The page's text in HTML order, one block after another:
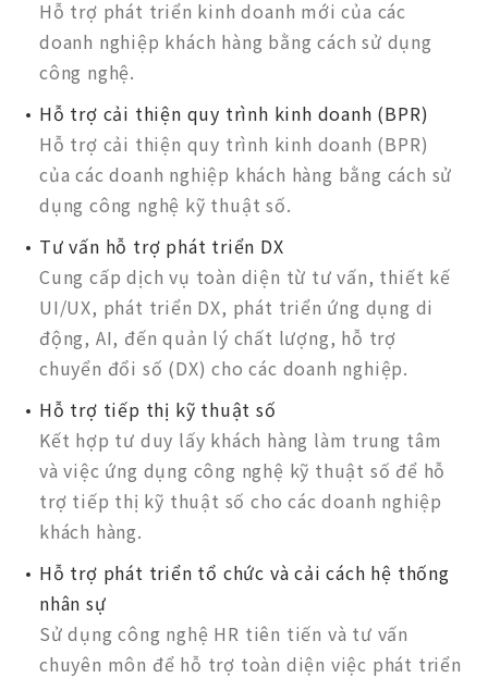
Hỗ trợ phát triển kinh doanh mới của các
doanh nghiệp khách hàng bằng cách sử dụng
công nghệ.
Hỗ trợ cải thiện quy trình kinh doanh (BPR)
Hỗ trợ cải thiện quy trình kinh doanh (BPR)
của các doanh nghiệp khách hàng bằng cách sử
dụng công nghệ kỹ thuật số.
Tư vấn hỗ trợ phát triển DX
Cung cấp dịch vụ toàn diện từ tư vấn, thiết kế
UI/UX, phát triển DX, phát triển ứng dụng di
động, AI, đến quản lý chất lượng, hỗ trợ
chuyển đổi số (DX) cho các doanh nghiệp.
Hỗ trợ tiếp thị kỹ thuật số
Kết hợp tư duy lấy khách hàng làm trung tâm
và việc ứng dụng công nghệ kỹ thuật số để hỗ
trợ tiếp thị kỹ thuật số cho các doanh nghiệp
khách hàng.
Hỗ trợ phát triển tổ chức và cải cách hệ thống
nhân sự
Sử dụng công nghệ HR tiên tiến và tư vấn
chuyên môn để hỗ trợ toàn diện việc phát triển